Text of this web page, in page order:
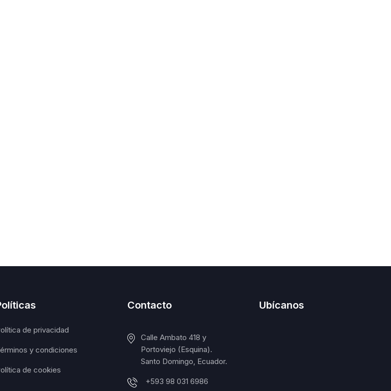
de privacidad
y condiciones
de cookies
Contacto
Calle Ambato 418 y
Portoviejo (Esquina).
Santo Domingo, Ecuador.
+593 98 031 6986
Ubícanos